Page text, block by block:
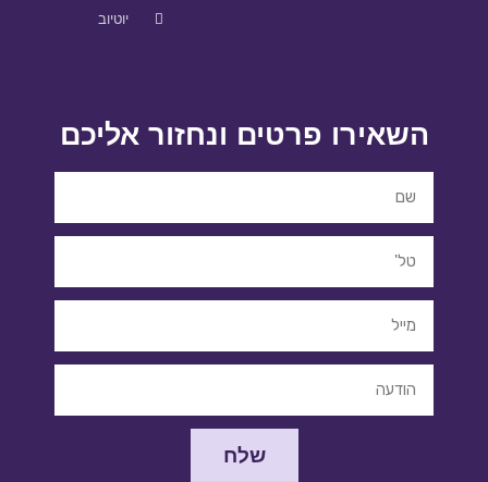
יוטיוב
השאירו פרטים ונחזור אליכם
שלח